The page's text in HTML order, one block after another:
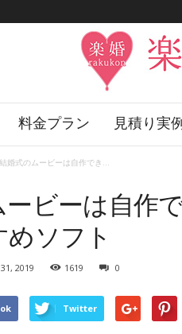
料金プラン 見積り実
結婚式のムービーは自作でき...
ビーは自作
ソフト
2019 1619 0
Twitter